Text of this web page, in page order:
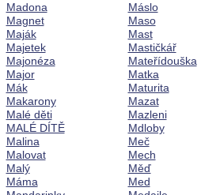
Madona
Magnet
Maják
Majetek
Majonéza
Major
Mák
Makarony
Malé děti
MALÉ DÍTĚ
Malina
Malovat
Malý
Máma
Máslo
Maso
Mast
Mastičkář
Mateřídouška
Matka
Maturita
Mazat
Mazleni
Mdloby
Meč
Mech
Měď
Med